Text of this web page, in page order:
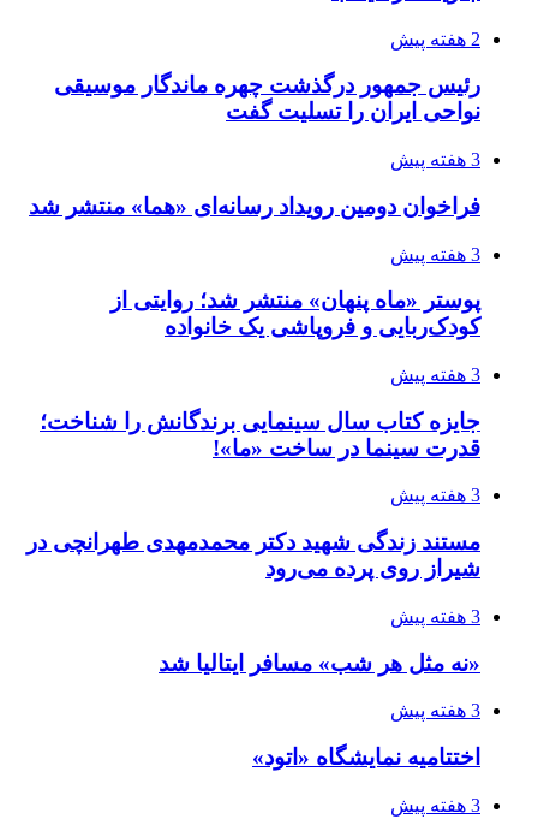
2 هفته پیش
رئیس جمهور درگذشت چهره ماندگار موسیقی
نواحی ایران را تسلیت گفت
3 هفته پیش
فراخوان دومین رویداد رسانه‌ای «هما» منتشر شد
3 هفته پیش
پوستر «ماه پنهان» منتشر شد؛ روایتی از
کودک‌ربایی و فروپاشی یک خانواده
3 هفته پیش
جایزه کتاب سال سینمایی برندگانش را شناخت؛
قدرت سینما در ساخت «ما»!
3 هفته پیش
مستند زندگی شهید دکتر محمدمهدی طهرانچی در
شیراز روی پرده می‌رود
3 هفته پیش
«نه مثل هر شب» مسافر ایتالیا شد
3 هفته پیش
اختتامیه نمایشگاه «اتود»
3 هفته پیش